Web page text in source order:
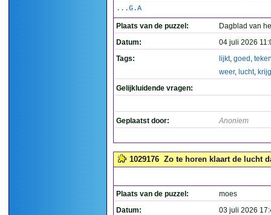
...G.A
Plaats van de puzzel:
Dagblad van
Datum:
04 juli 2026
Tags:
lijkt, goed ,
weer, lucht,
Gelijkluidende vragen:
Geplaatst door: Anoniem
1029176 Zo te horen klaart de lucht
Plaats van de puzzel:
moes
Datum:
03 juli 2026